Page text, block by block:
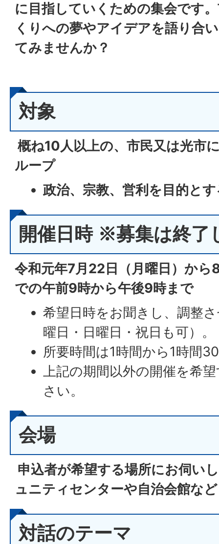
に目指していくための集会です
くりへの夢やアイデアを語り合
てみませんか？
対象
概ね10人以上の、市民又は光市
ループ
政治、宗教、営利を目的と
開催日時 ※募集は終了
令和元年7月22日（月曜日）から
での午前9時から午後9時まで
希望日時をお聞きし、調整
曜日・日曜日・祝日も可）。
所要時間は1時間から1時間
上記の期間以外の開催を希
さい。
会場
申込者が希望する場所にお伺い
ュニティセンターや自治会館な
対話のテーマ